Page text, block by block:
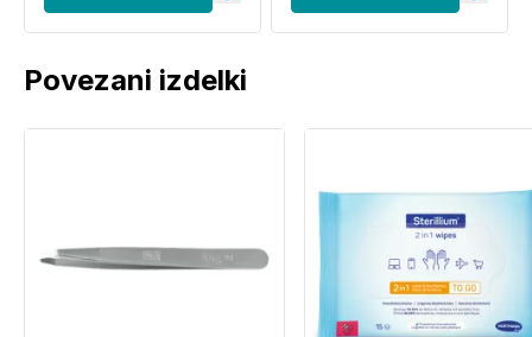
Povezani izdelki